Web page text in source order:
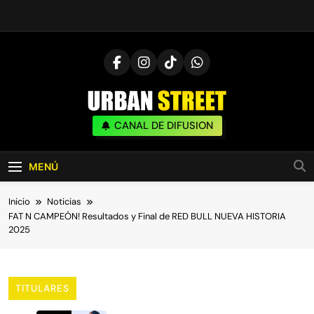
UrbanStreet
| Noticias De Freestyle, Batallas Y Cultura
Urbana
CANAL DE DIFUSION
MENÚ
Inicio
Noticias
FAT N CAMPEÓN! Resultados y Final de RED BULL NUEVA HISTORIA
2025
TITULARES